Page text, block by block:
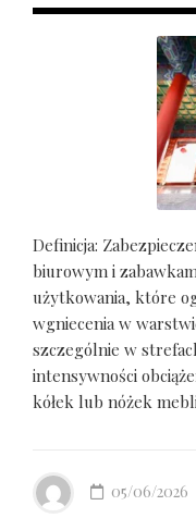
Definicja:
biurowym i
użytkowania, które
wgniecenia w
szczególnie w
intensywności
kółek lub nóżek
05/06/2026